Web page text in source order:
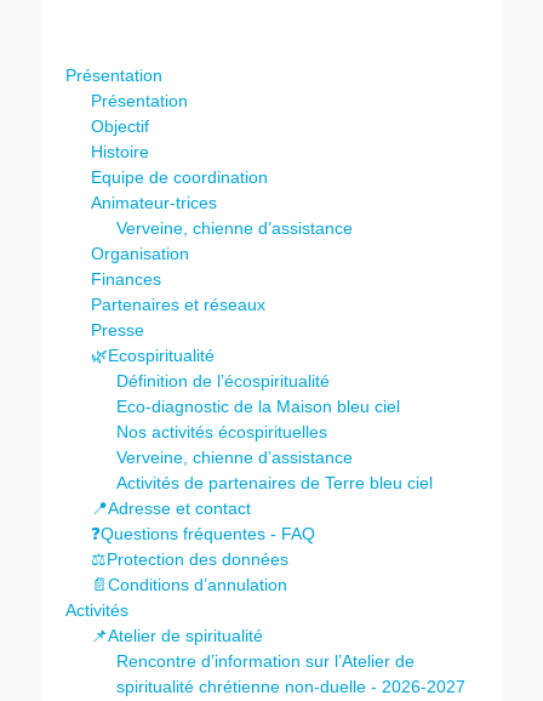
Présentation
Présentation
Objectif
Histoire
Equipe de coordination
Animateur-trices
Verveine, chienne d’assistance
Organisation
Finances
Partenaires et réseaux
Presse
🌿Ecospiritualité
Définition de l’écospiritualité
Eco-diagnostic de la Maison bleu ciel
Nos activités écospirituelles
Verveine, chienne d’assistance
Activités de partenaires de Terre bleu ciel
📍Adresse et contact
❓Questions fréquentes - FAQ
⚖️Protection des données
📄Conditions d’annulation
Activités
📌Atelier de spiritualité
Rencontre d’information sur l’Atelier de
spiritualité chrétienne non-duelle - 2026-2027